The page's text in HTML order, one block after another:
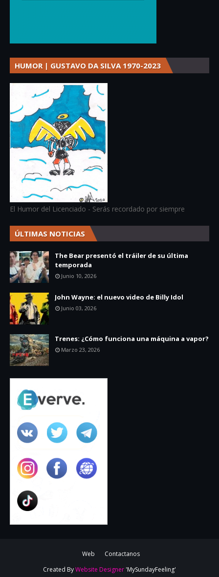
HUMOR | GUSTAVO DA SILVA 1970-2023
El Humor del Licenciado - Serás recordado por siempre
ÚLTIMAS NOTICIAS
The Bear presentó el tráiler de su última
temporada
Junio 10, 2026
John Wayne: el nuevo video de Billy Idol
Junio 03, 2026
Trenes: ¿Cómo funciona una máquina a vapor?
Marzo 23, 2026
Web
Contactanos
Created ByWebsite Designer 'MySundayFeeling'